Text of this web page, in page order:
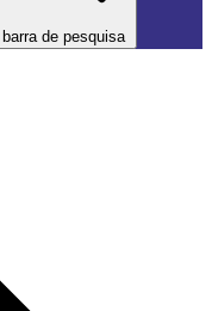
de pesquisa